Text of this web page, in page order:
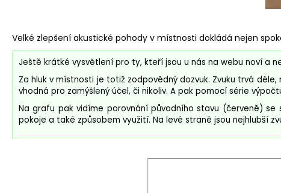
Velké zlepšení akustické pohody v místnosti dokládá nejen
Ještě krátké vysvětlení pro ty, kteří jsou u nás na webu noví a
Za hluk v místnosti je totiž zodpovědný dozvuk. Zvuku trvá
vhodná pro zamýšlený účel, či nikoliv. A pak pomocí série
Na grafu pak vidíme porovnání původního stavu (červeně)
pokoje a také způsobem využití. Na levé straně jsou nejhlubší